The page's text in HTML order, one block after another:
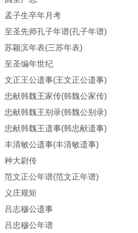
子生卒年月考
圣先师孔子年谱(孔子年谱)
颖滨年表(三苏年表)
圣编年世纪
正王公遗事(王文正公遗事)
献韩魏王家传(韩魏公家传)
献韩魏王别录(韩魏公别录)
献韩魏王遗事(韩忠献遗事)
清敏公遗事(丰清敏遗事)
大尉传
文正公年谱(范文正年谱)
庄规矩
志穆公遗事
忠穆公年谱